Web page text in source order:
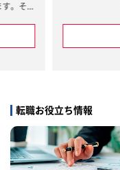
。その
速な意
合した
管理の
メンバ
善・高
転職お役立ち情報